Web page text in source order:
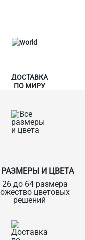
ДОСТАВКА
ПО МИРУ
РАЗМЕРЫ И ЦВЕТА
26 до 64 размера
цветовых
решений